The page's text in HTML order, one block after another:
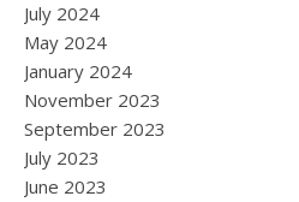
July 2024
May 2024
January 2024
November 2023
September 2023
July 2023
June 2023